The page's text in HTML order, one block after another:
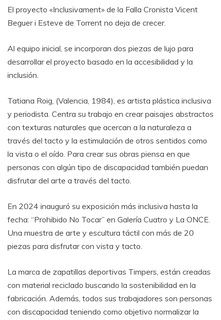
El proyecto «Inclusivament» de la Falla Cronista Vicent
Beguer i Esteve de Torrent no deja de crecer.
Al equipo inicial, se incorporan dos piezas de lujo para
desarrollar el proyecto basado en la accesibilidad y la
inclusión.
Tatiana Roig, (Valencia, 1984), es artista plástica inclusiva
y periodista. Centra su trabajo en crear paisajes abstractos
con texturas naturales que acercan a la naturaleza a
través del tacto y la estimulación de otros sentidos como
la vista o el oído. Para crear sus obras piensa en que
personas con algún tipo de discapacidad también puedan
disfrutar del arte a través del tacto.
En 2024 inauguró su exposición más inclusiva hasta la
fecha: “Prohibido No Tocar” en Galería Cuatro y La ONCE.
Una muestra de arte y escultura táctil con más de 20
piezas para disfrutar con vista y tacto.
La marca de zapatillas deportivas Timpers, están creadas
con material reciclado buscando la sostenibilidad en la
fabricación. Además, todos sus trabajadores son personas
con discapacidad teniendo como objetivo normalizar la